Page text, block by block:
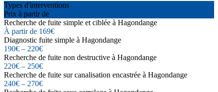
Types d'interventions
Prix à partir de
Recherche de fuite simple et ciblée à Hagondange
À partir de 169€
Diagnostic fuite simple à Hagondange
190€ – 220€
Recherche de fuite non destructive à Hagondange
220€ – 250€
Recherche de fuite sur canalisation encastrée à Hagondange
240€ – 270€